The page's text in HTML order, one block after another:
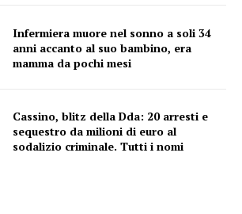
Infermiera muore nel sonno a soli 34
anni accanto al suo bambino, era
mamma da pochi mesi
Cassino, blitz della Dda: 20 arresti e
sequestro da milioni di euro al
sodalizio criminale. Tutti i nomi